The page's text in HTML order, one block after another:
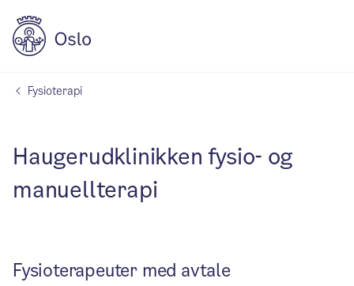
Fysioterapi
Haugerudklinikken fysio- og
manuellterapi
Fysioterapeuter med avtale